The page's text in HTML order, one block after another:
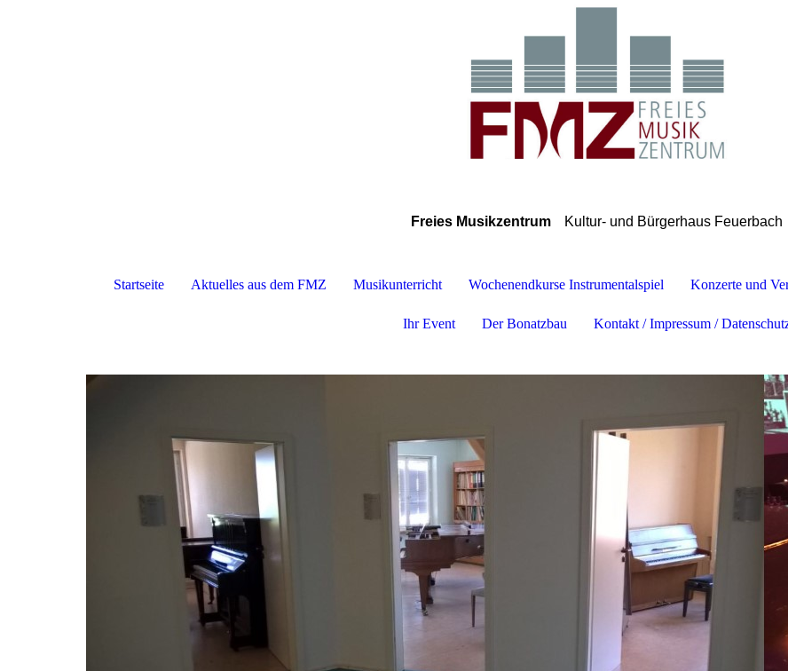
Freies Musikzentrum Kultur- und Bürgerhaus Feuerbach
Startseite Aktuelles aus dem FMZ Musikunterricht Wochenendkurse Instrumentalspiel Konzerte und
Ihr Event Der Bonatzbau Kontakt / Impressum /